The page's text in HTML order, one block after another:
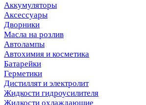
Аккумуляторы
Аксессуары
Дворники
Масла на розлив
Автолампы
Автохимия и косметика
Батарейки
Герметики
Дистиллят и электролит
Жидкости гидроусилителя
Жидкости охлаждающие